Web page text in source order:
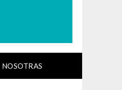
NOSOTRAS